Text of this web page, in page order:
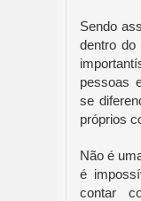
Sendo
dentro do
pessoas
se
próprios
Não é
é
contar